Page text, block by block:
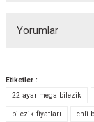
Yorumlar
Etiketler :
22 ayar mega bilezik
bilezik fiyatları enli